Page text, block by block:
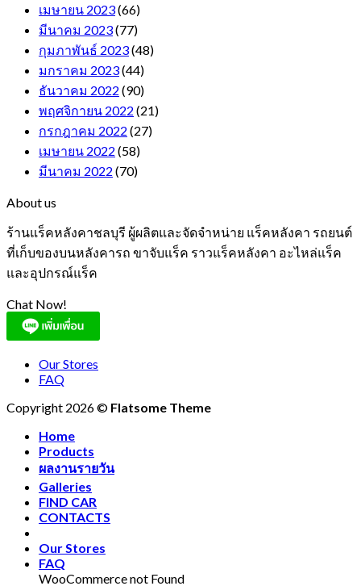
เมษายน 2023(66)
มีนาคม 2023(77)
กุมภาพันธ์ 2023(48)
มกราคม 2023(44)
ธันวาคม 2022 (90)
พฤศจิกายน 2022 (21)
กรกฎาคม 2022 (27)
เมษายน 2022 (58)
มีนาคม 2022 (70)
About us
ร้านแร็คหลังคาชลบุรี ผู้ผลิตและจัดจำหน่าย แร็คหลังคา รถยนต์
ที่เก็บของบนหลังคารถ ขาจับแร็ค ราวแร็คหลังคา อะไหล่แร็ค
และอุปกรณ์แร็ค
Chat Now!
Our Stores
FAQ
Copyright 2026 © Flatsome Theme
Home
Products
ผลงานรายวัน
Galleries
FIND CAR
CONTACTS
Our Stores
FAQ
WooCommerce not Found